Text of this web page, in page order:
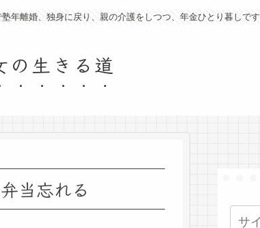
年離婚、独身に戻り、親の介護をしつつ、年金ひとり暮しです
の生きる道
当忘れる